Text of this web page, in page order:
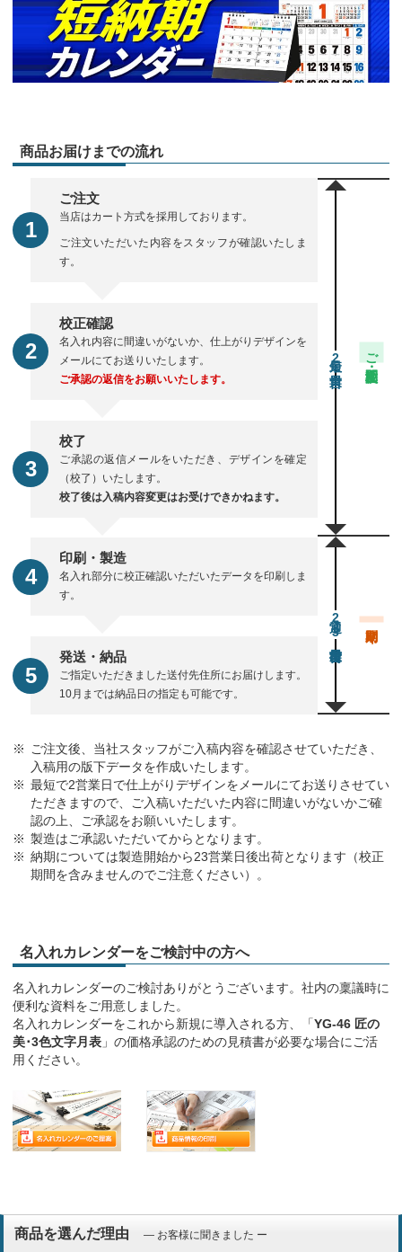
商品お届けまでの流れ
ご注文
当店はカート方式を採用しております。
ご注文いただいた内容をスタッフが確認いたしま
す。
校正確認
名入れ内容に間違いがないか、仕上がりデザインを
メールにてお送りいたします。
ご承認の返信をお願いいたします。
校了
ご承認の返信メールをいただき、デザインを確定
（校了）いたします。
校了後は入稿内容変更はお受けできかねます。
2 ご注文・校正期間
印刷・製造
名入れ部分に校正確認いただいたデータを印刷しま
す。
発送・納品
ご指定いただきました送付先住所にお届けします。
10月までは納品日の指定も可能です。
通常23営業日後出荷
ご注文後、当社スタッフがご入稿内容を確認させていただき、
入稿用の版下データを作成いたします。
最短で2営業日で仕上がりデザインをメールにてお送りさせてい
ただきますので、ご入稿いただいた内容に間違いがないかご確
認の上、ご承認をお願いいたします。
製造はご承認いただいてからとなります。
納期については製造開始から23営業日後出荷となります（校正
期間を含みませんのでご注意ください）。
名入れカレンダーをご検討中の方へ
名入れカレンダーのご検討ありがとうございます。社内の稟議時に
便利な資料をご用意しました。
名入れカレンダーをこれから新規に導入される方、「YG-46 匠の
美･3色文字月表 」の価格承認のための見積書が必要な場合にご活
用ください。
商品を選んだ理由 ― お客様に聞きました ー